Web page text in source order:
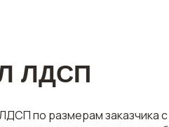
ЛДСП
по размерам заказчика